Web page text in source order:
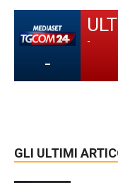
-
-
GLI ULTIMI